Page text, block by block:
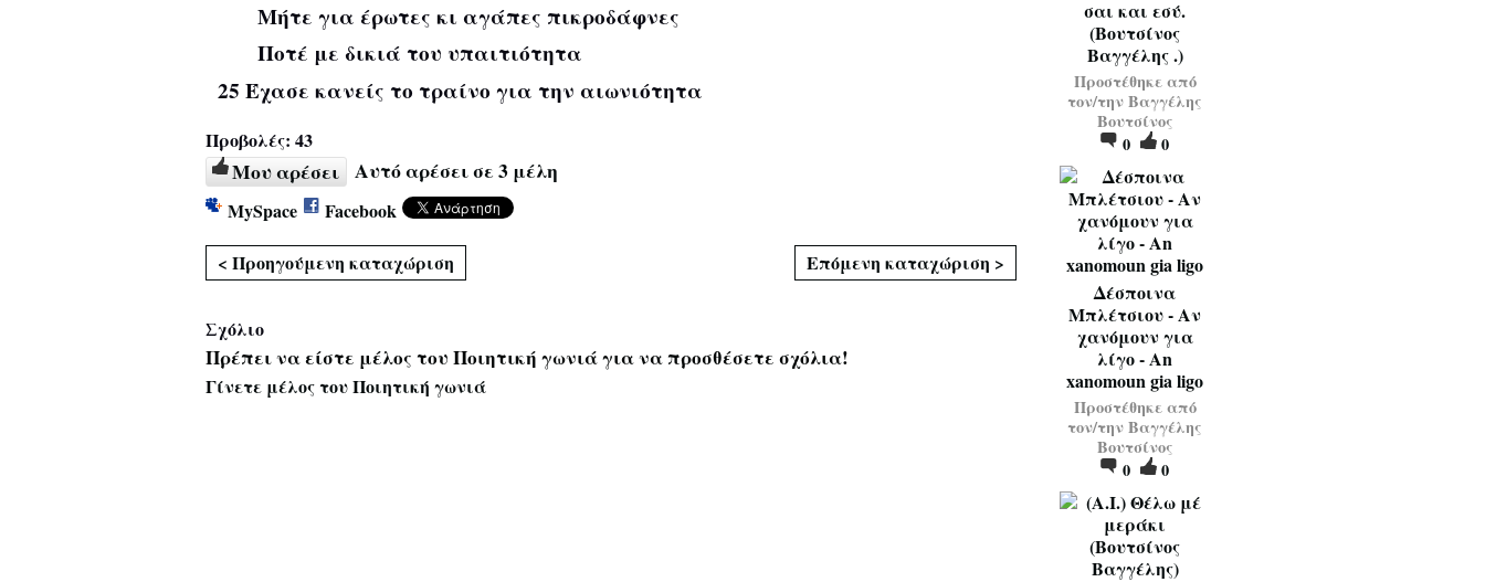
Μήτε για έρωτες κι αγάπες πικροδάφνες
Ποτέ με δικιά του υπαιτιότητα
25 Έχασε κανείς το τραίνο για την αιωνιότητα
Προβολές: 43
Μου αρέσει Αυτό αρέσει σε 3 μέλη
MySpace Facebook
< Προηγούμενη καταχώριση Επόμενη καταχώριση >
Σχόλιο
Πρέπει να είστε μέλος του Ποιητική γωνιά για να προσθέσετε σχόλια!
Γίνετε μέλος του Ποιητική γωνιά
σαι και εσύ.
(Βουτσίνος
Βαγγέλης .)
Προστέθηκε από
τον/τηνΒαγγέλης
Βουτσίνος
0
0
Δέσποινα
Μπλέτσιου - Αν
χανόμουν για
λίγο - An
xanomoun gia ligo
Προστέθηκε από
τον/τηνΒαγγέλης
Βουτσίνος
0
0